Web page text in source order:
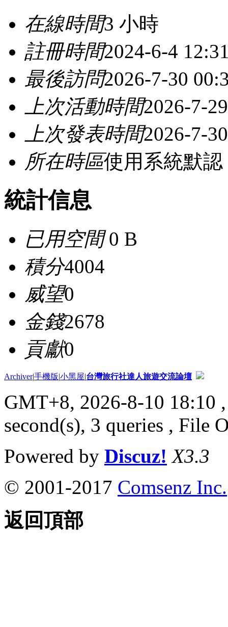
在線時間3 小時
註冊時間2024-6-4
最後訪問2026-7-30
上次活動時間2026-7-
上次發表時間2026-7-
所在時區使用系統默認
統計信息
已用空間0 B
積分4004
威望0
金錢2678
貢獻0
Archiver|手機版|小黑屋|台灣旅行社達人旅遊交流論壇
GMT+8, 2026-8-10 18:10
second(s), 3 queries , File
Powered by Discuz! X3.3
© 2001-2017 Comsenz Inc.
返回頂部